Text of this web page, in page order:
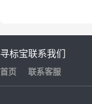
寻标宝
首页
联系我们
联系客服